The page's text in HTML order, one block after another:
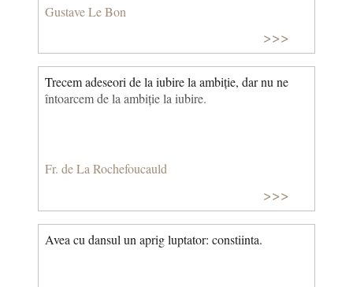
Gustave Le Bon
>>>
Trecem adeseori de la iubire la ambiție, dar nu ne
întoarcem de la ambiție la iubire.
Fr. de La Rochefoucauld
>>>
Avea cu dansul un aprig luptator: constiinta.